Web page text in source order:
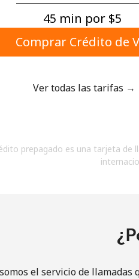
Un número
Un caracter
Al abrir
45 min por ⁦$5⁩
Comprar Crédito de
Ver todas las tarifas →
prepagado es una tarjeta de
somos el servicio de